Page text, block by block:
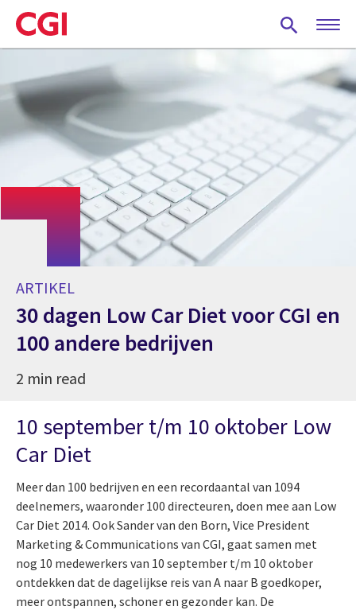
Skip
to
main
ARTIKEL
30 dagen Low Car Diet voor CGI en
100 andere bedrijven
2 min read
10 september t/m 10 oktober Low
Car Diet
Meer dan 100 bedrijven en een recordaantal van 1094
deelnemers, waaronder 100 directeuren, doen mee aan Low
Car Diet 2014. Ook Sander van den Born, Vice President
Marketing & Communications van CGI, gaat samen met
nog 10 medewerkers van 10 september t/m 10 oktober
ontdekken dat de dagelijkse reis van A naar B goedkoper,
meer ontspannen, schoner en gezonder kan. De